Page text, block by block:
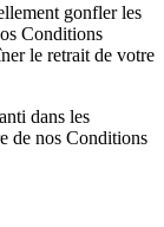
gonfler les
Conditions
le retrait de votre
dans les
de nos Conditions